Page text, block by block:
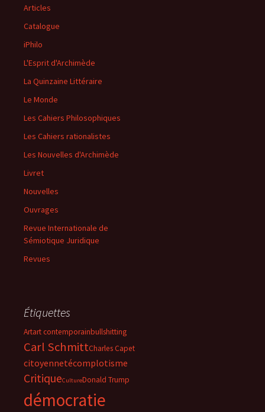
Articles
Catalogue
iPhilo
L'Esprit d'Archimède
La Quinzaine Littéraire
Le Monde
Les Cahiers Philosophiques
Les Cahiers rationalistes
Les Nouvelles d'Archimède
Livret
Nouvelles
Ouvrages
Revue Internationale de
Sémiotique Juridique
Revues
Étiquettes
Artart contemporainbullshitting
Carl SchmittCharles Capet
citoyennetécomplotisme
CritiqueCultureDonald Trump
démocratie